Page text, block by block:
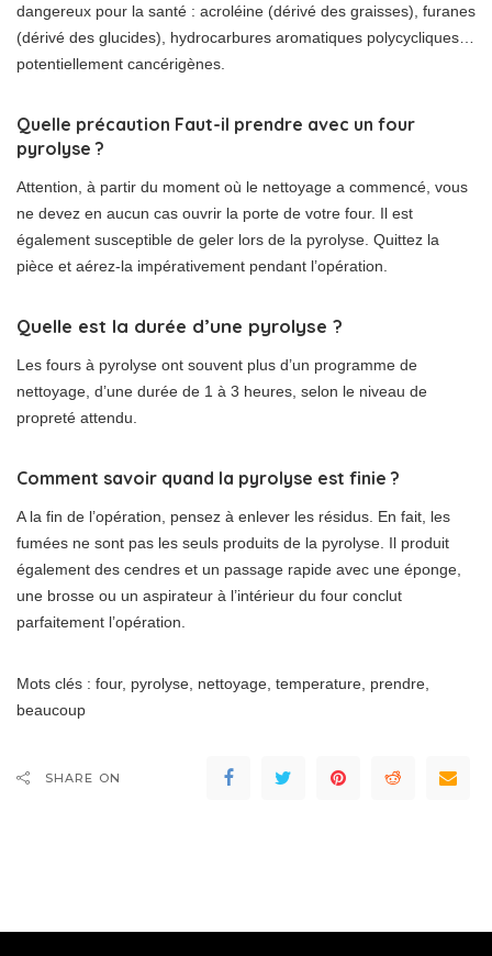
dangereux pour la santé : acroléine (dérivé des graisses), furanes
(dérivé des glucides), hydrocarbures aromatiques polycycliques…
potentiellement cancérigènes.
Quelle précaution Faut-il prendre avec un four
pyrolyse ?
Attention, à partir du moment où le nettoyage a commencé, vous
ne devez en aucun cas ouvrir la porte de votre four. Il est
également susceptible de geler lors de la pyrolyse. Quittez la
pièce et aérez-la impérativement pendant l’opération.
Quelle est la durée d’une pyrolyse ?
Les fours à pyrolyse ont souvent plus d’un programme de
nettoyage, d’une durée de 1 à 3 heures, selon le niveau de
propreté attendu.
Comment savoir quand la pyrolyse est finie ?
A la fin de l’opération, pensez à enlever les résidus. En fait, les
fumées ne sont pas les seuls produits de la pyrolyse. Il produit
également des cendres et un passage rapide avec une éponge,
une brosse ou un aspirateur à l’intérieur du four conclut
parfaitement l’opération.
Mots clés : four, pyrolyse, nettoyage, temperature, prendre,
beaucoup
SHARE ON